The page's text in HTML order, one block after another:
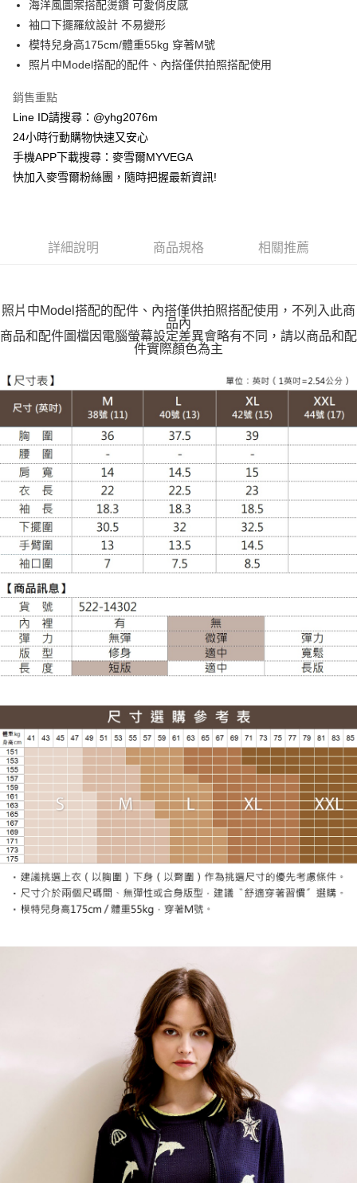
匯豐（台灣）商業銀行
聯邦商業銀行
元大商業銀行
永豐商業銀行
玉山商業銀行
星展（台灣）商業銀行
台灣樂天信用卡公司
街口支付
貨到付款
運送方式
全家取貨付款
每筆NT$100，滿NT$599(含以上)免運費
每筆NT$100，滿NT$988(含以上)免運費
付款後萊爾富取貨
每筆NT$100，滿NT$988(含以上)免運費
7-11取貨付款
每筆NT$100，滿NT$988(含以上)免運費
付款後7-11取貨
每筆NT$100，滿NT$988(含以上)免運費
大嘴鳥宅配通
每筆NT$100，滿NT$988(含以上)免運費
貨到付款
每筆NT$120
海洋風圖案搭配燙鑽 可愛俏皮感
袖口下擺羅紋設計 不易變形
模特兒身高175cm/體重55kg 穿著M號
照片中Model搭配的配件、內搭僅供拍照搭配使用
銷售重點
Line ID請搜尋：@yhg2076m
24小時行動購物快速又安心
手機APP下載搜尋：麥雪爾MYVEGA
快加入麥雪爾粉絲團，隨時把握最新資訊!
詳細說明 商品規格 相關推薦
照片中Model搭配的配件、內搭僅供拍照搭配使用，不列入此商
品內
商品和配件圖檔因電腦螢幕設定差異會略有不同，請以商品和配
件實際顏色為主